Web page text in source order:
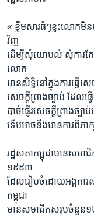
« ខ្លឹមសារធំៗខ្លះលោកមិ
វិញ
ដើម្បីសុំយោបល់ សុំការក
លោក
មានសិទ្ធិនៅក្នុងការធ្វើស
សេចក្តីព្រាងច្បាប់ ដែល
បាច់ផ្ញើរសេចក្តីព្រាងច្
ទើបអាចនឹងមានការពិភាក្
រដ្ឋសភាកម្ពុជាមានសមាជិ
១៩៩៣
ដែលរៀបចំដោយអង្គការស
កម្ពុជា
មានសមាជិកសរុបចំនួន